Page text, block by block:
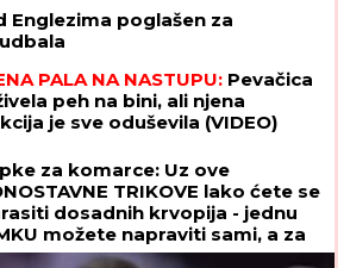
Englezima poglašen za
PALA NA NASTUPU: Pevačica
peh na bini, ali njena
je sve oduševila (VIDEO)
za komarce: Uz ove
TRIKOVE lako ćete se
dosadnih krvopija - jednu
možete napraviti sami, a za
vam ne treba BAŠ NIŠTA